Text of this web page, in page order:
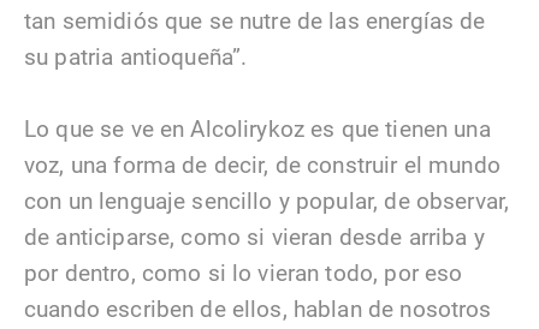
tan semidiós que se nutre de las energías de
su patria antioqueña”.
Lo que se ve en Alcolirykoz es que tienen una
voz, una forma de decir, de construir el mundo
con un lenguaje sencillo y popular, de observar,
de anticiparse, como si vieran desde arriba y
por dentro, como si lo vieran todo, por eso
cuando escriben de ellos, hablan de nosotros